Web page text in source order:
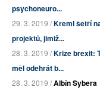
psychoneuro...
29. 3. 2019 /Kreml šetří
projektů, jimiž...
28. 3. 2019 /Krize brexit:
měl odehrát b...
28. 3. 2019 /Albín Sybera